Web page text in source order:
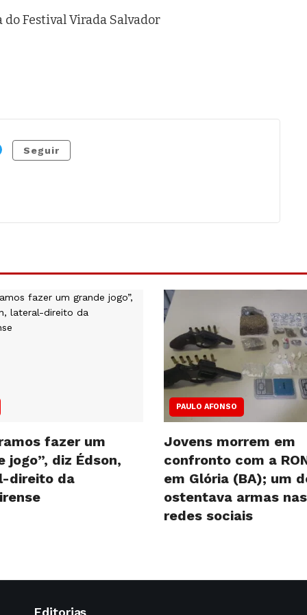
Festival Virada Salvador
Seguir
fazer um
jogo”, diz Édson,
direito da
PAULO AFONSO
Jovens morrem em
confronto com a
em Glória (BA); um
ostentava armas nas
redes sociais
Editorias